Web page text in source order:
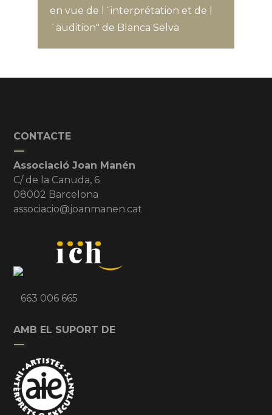
en vue de l´interprétation et de l
´audition" de Blanca Selva
CONTACTE
Associació Joan Manén
C/ de la Canuda, 6
08002 Barcelona
associacio@joanmanen.cat
663 006 665
AMB EL SUPORT DE